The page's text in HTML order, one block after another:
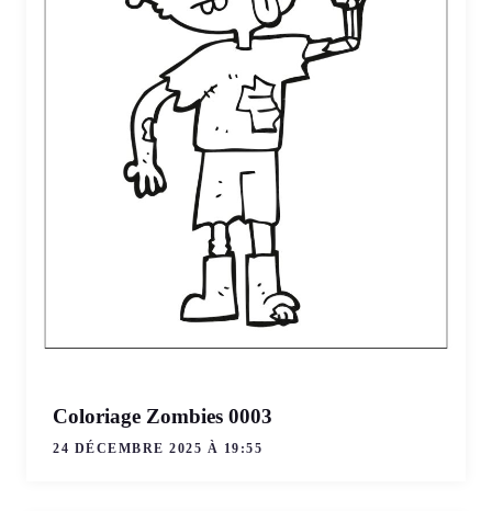
Coloriage Zombies 0003
24 DÉCEMBRE 2025 À 19:55